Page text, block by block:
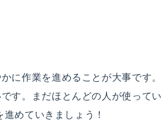
に作業を進めることが大事です。
す。まだほとんどの人が使ってい
めていきましょう！